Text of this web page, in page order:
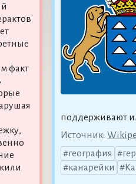
факт
поддерживают
Источник:
география
канарейки